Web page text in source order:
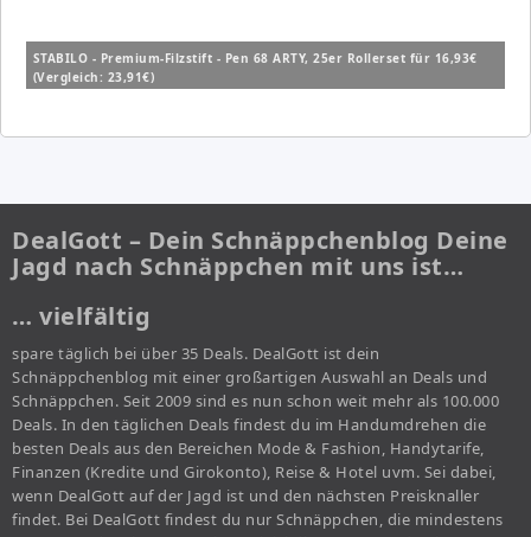
STABILO - Premium-Filzstift - Pen 68 ARTY, 25er Rollerset für 16,93€
(Vergleich: 23,91€)
DealGott – Dein Schnäppchenblog Deine
Jagd nach Schnäppchen mit uns ist…
… vielfältig
spare täglich bei über 35 Deals. DealGott ist dein
Schnäppchenblog mit einer großartigen Auswahl an Deals und
Schnäppchen. Seit 2009 sind es nun schon weit mehr als 100.000
Deals. In den täglichen Deals findest du im Handumdrehen die
besten Deals aus den Bereichen Mode & Fashion, Handytarife,
Finanzen (Kredite und Girokonto), Reise & Hotel uvm. Sei dabei,
wenn DealGott auf der Jagd ist und den nächsten Preisknaller
findet. Bei DealGott findest du nur Schnäppchen, die mindestens